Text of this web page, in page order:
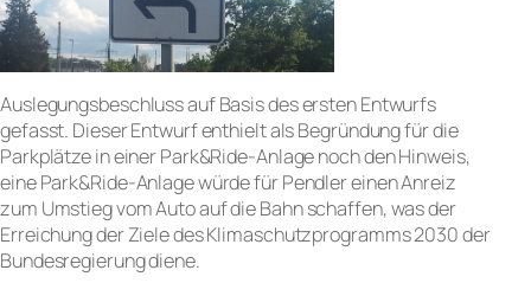
Auslegungsbeschluss auf Basis des ersten Entwurfs
gefasst. Dieser Entwurf enthielt als Begründung für die
Parkplätze in einer Park&Ride-Anlage noch den Hinweis,
eine Park&Ride-Anlage würde für Pendler einen Anreiz
zum Umstieg vom Auto auf die Bahn schaffen, was der
Erreichung der Ziele des Klimaschutzprogramms 2030 der
Bundesregierung diene.